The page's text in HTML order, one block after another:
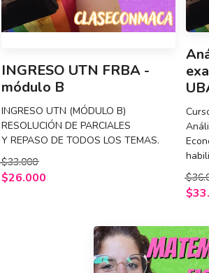
INGRESO UTN FRBA -
módulo B
INGRESO UTN (MÓDULO B)
RESOLUCIÓN DE PARCIALES
Y REPASO DE TODOS LOS TEMAS.
$33.000
$26.000